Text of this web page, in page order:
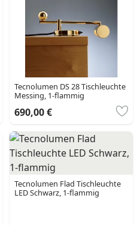
Tecnolumen DS 28 Tischleuchte
Messing, 1-flammig
690,00 €
Tecnolumen Flad Tischleuchte
LED Schwarz, 1-flammig